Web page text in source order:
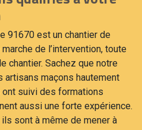
91670 est un chantier de
de l’intervention, toute
chantier. Sachez que notre
maçons hautement
suivi des formations
aussi une forte expérience.
sont à même de mener à